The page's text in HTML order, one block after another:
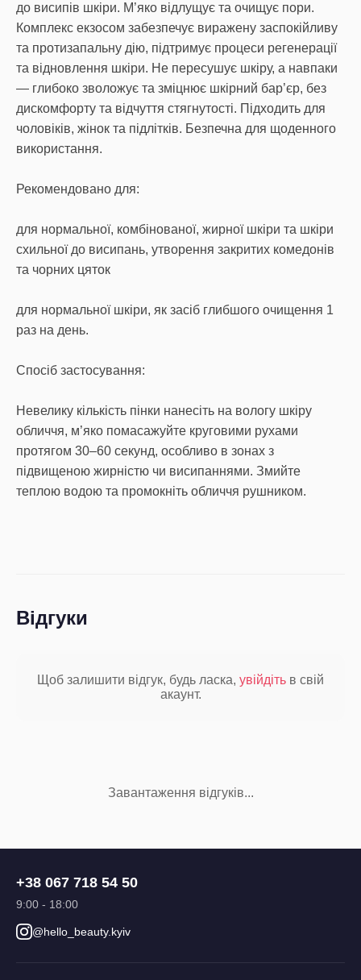
до висипів шкіри. М’яко відлущує та очищує пори.
Комплекс екзосом забезпечує виражену заспокійливу
та протизапальну дію, підтримує процеси регенерації
та відновлення шкіри. Не пересушує шкіру, а навпаки
— глибоко зволожує та зміцнює шкірний бар’єр, без
дискомфорту та відчуття стягнутості. Підходить для
чоловіків, жінок та підлітків. Безпечна для щоденного
використання.
Рекомендовано для:
для нормальної, комбінованої, жирної шкіри та шкіри
схильної до висипань, утворення закритих комедонів
та чорних цяток
для нормальної шкіри, як засіб глибшого очищення 1
раз на день.
Спосіб застосування:
Невелику кількість пінки нанесіть на вологу шкіру
обличчя, м’яко помасажуйте круговими рухами
протягом 30–60 секунд, особливо в зонах з
підвищеною жирністю чи висипаннями. Змийте
теплою водою та промокніть обличчя рушником.
Відгуки
Щоб залишити відгук, будь ласка, увійдіть в свій
акаунт.
Завантаження відгуків...
+38 067 718 54 50
9:00 - 18:00
@hello_beauty.kyiv